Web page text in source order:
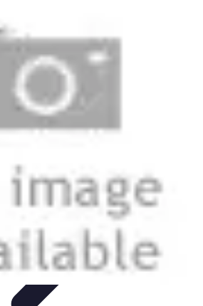
Piante Aromatiche
Giardinaggio Sostenibile